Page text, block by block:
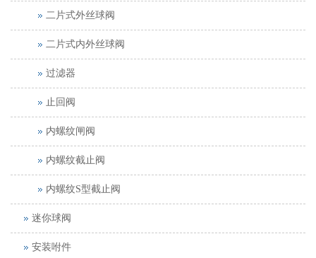
二片式外丝球阀
二片式内外丝球阀
过滤器
止回阀
内螺纹闸阀
内螺纹截止阀
内螺纹S型截止阀
迷你球阀
安装咐件